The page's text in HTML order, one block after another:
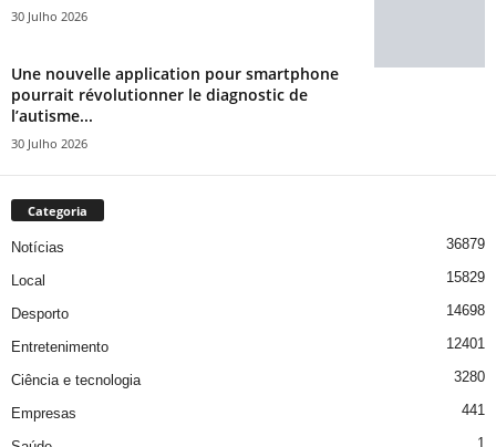
30 Julho 2026
Une nouvelle application pour smartphone
pourrait révolutionner le diagnostic de
l’autisme...
30 Julho 2026
Categoria
Notícias 36879
Local 15829
Desporto 14698
Entretenimento 12401
Ciência e tecnologia 3280
Empresas 441
1